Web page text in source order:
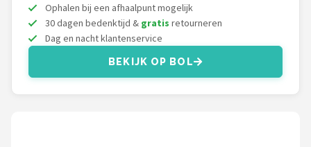
Fako Sunglasses®
Serengeti
Ophalen bij een afhaalpunt mogelijk
30 dagen bedenktijd & gratis retourneren
Dag en nacht klantenservice
BEKIJK OP BOL